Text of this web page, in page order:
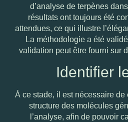
d’analyse de terpènes
résultats ont toujours été
attendues, ce qui illustre
La méthodologie a été
validation peut être fourni sur
Identifier
À ce stade, il est nécessaire de
structure des molécules
l’analyse, afin de pouvoir